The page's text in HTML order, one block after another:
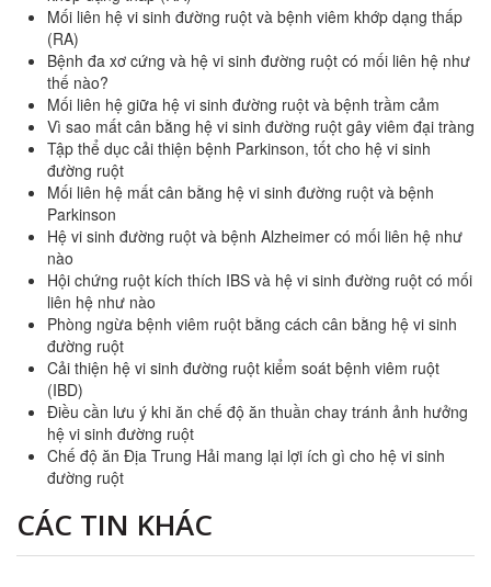
Mối liên hệ vi sinh đường ruột và bệnh viêm khớp dạng thấp
(RA)
Bệnh đa xơ cứng và hệ vi sinh đường ruột có mối liên hệ như
thế nào?
Mối liên hệ giữa hệ vi sinh đường ruột và bệnh trầm cảm
Vì sao mất cân bằng hệ vi sinh đường ruột gây viêm đại tràng
Tập thể dục cải thiện bệnh Parkinson, tốt cho hệ vi sinh
đường ruột
Mối liên hệ mất cân bằng hệ vi sinh đường ruột và bệnh
Parkinson
Hệ vi sinh đường ruột và bệnh Alzheimer có mối liên hệ như
nào
Hội chứng ruột kích thích IBS và hệ vi sinh đường ruột có mối
liên hệ như nào
Phòng ngừa bệnh viêm ruột bằng cách cân bằng hệ vi sinh
đường ruột
Cải thiện hệ vi sinh đường ruột kiểm soát bệnh viêm ruột
(IBD)
Điều cần lưu ý khi ăn chế độ ăn thuần chay tránh ảnh hưởng
hệ vi sinh đường ruột
Chế độ ăn Địa Trung Hải mang lại lợi ích gì cho hệ vi sinh
đường ruột
CÁC TIN KHÁC